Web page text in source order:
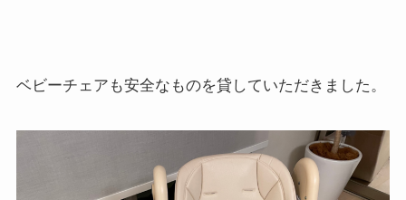
ベビーチェアも安全なものを貸していただきました。